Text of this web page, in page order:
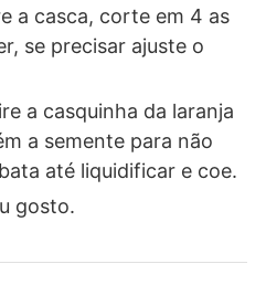
a casca, corte em 4 as
se precisar ajuste o
a casquinha da laranja
a semente para não
até liquidificar e coe.
gosto.